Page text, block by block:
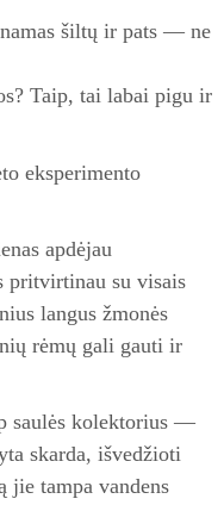
namas šiltų ir pats — ne
Taip, tai labai pigu ir
eksperimento
apdėjau
pritvirtinau su visais
langus žmonės
rėmų gali gauti ir
saulės kolektorius —
skarda, išvedžioti
jie tampa vandens